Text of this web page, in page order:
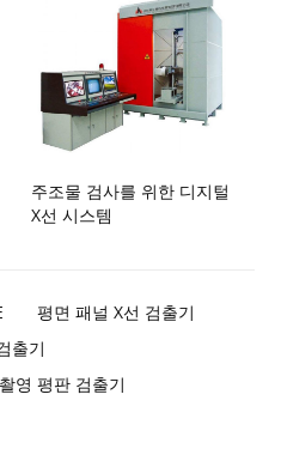
주조물 검사를 위한 디지털
X선 시스템
평면 패널 X선 검출기
출기
영 평판 검출기